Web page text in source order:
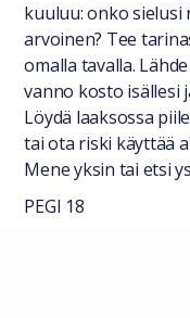
kuuluu: onko sielusi
arvoinen? Tee
omalla tavalla.
vanno kosto isällesi
Löydä laaksossa
tai ota riski käyttää
Mene yksin tai etsi
PEGI 18